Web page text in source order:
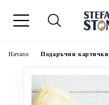
Начало Подаръчни картички